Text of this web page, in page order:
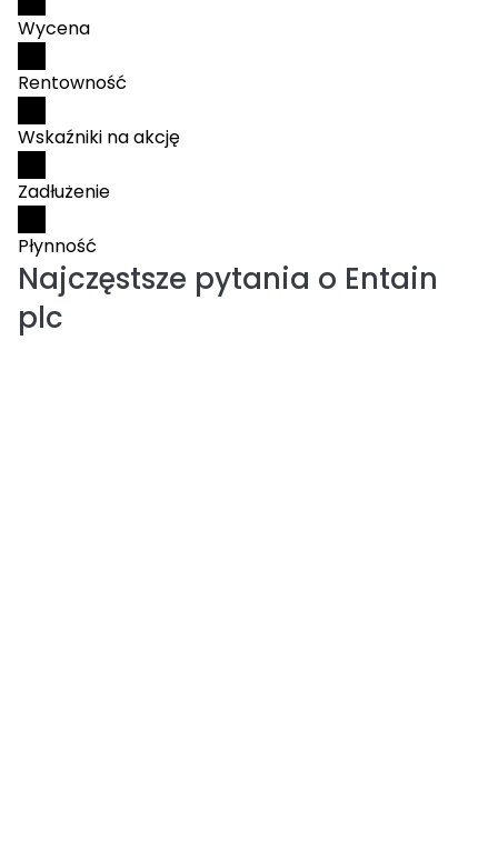
Wycena
Rentowność
Wskaźniki na akcję
Zadłużenie
Płynność
Najczęstsze pytania o Entain
plc